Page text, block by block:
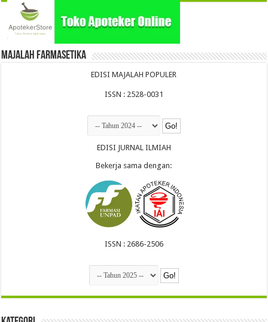
Majalah Farmasetika
EDISI MAJALAH POPULER
ISSN : 2528-0031
EDISI JURNAL ILMIAH
Bekerja sama dengan:
ISSN : 2686-2506